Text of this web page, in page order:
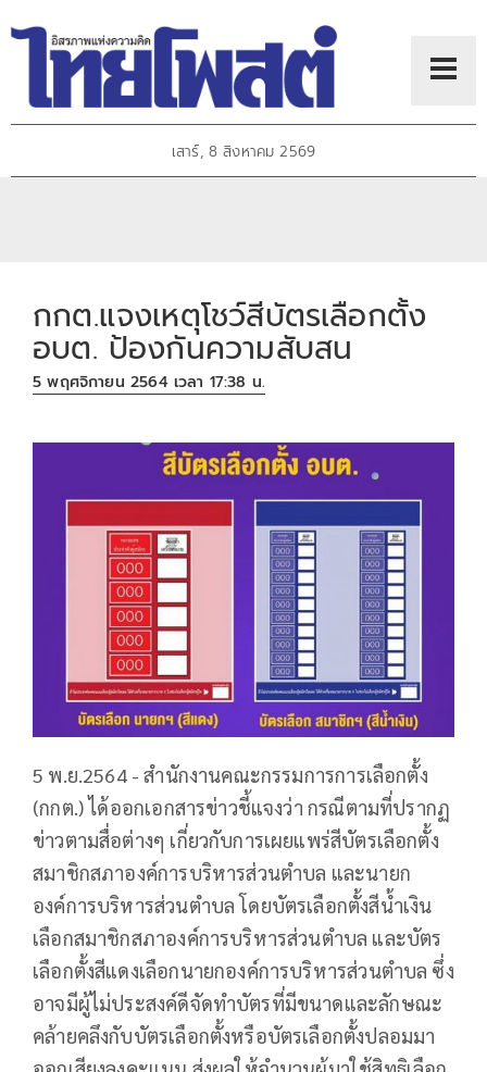
เสาร์, 8 สิงหาคม 2569
กกต.แจงเหตุโชว์สีบัตรเลือกตั้ง
อบต. ป้องกันความสับสน
5 พฤศจิกายน 2564 เวลา 17:38 น.
5 พ.ย.2564 - สำนักงานคณะกรรมการการเลือกตั้ง
(กกต.) ได้ออกเอกสารข่าวชี้แจงว่า กรณีตามที่ปรากฏ
ข่าวตามสื่อต่างๆ เกี่ยวกับการเผยแพร่สีบัตรเลือกตั้ง
สมาชิกสภาองค์การบริหารส่วนตำบล และนายก
องค์การบริหารส่วนตำบล โดยบัตรเลือกตั้งสีน้ำเงิน
เลือกสมาชิกสภาองค์การบริหารส่วนตำบล และบัตร
เลือกตั้งสีแดงเลือกนายกองค์การบริหารส่วนตำบล ซึ่ง
อาจมีผู้ไม่ประสงค์ดีจัดทำบัตรที่มีขนาดและลักษณะ
คล้ายคลึงกับบัตรเลือกตั้งหรือบัตรเลือกตั้งปลอมมา